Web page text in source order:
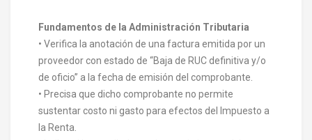
Fundamentos de la Administración Tributaria
• Verifica la anotación de una factura emitida por un
proveedor con estado de “Baja de RUC definitiva y/o
de oficio” a la fecha de emisión del comprobante.
• Precisa que dicho comprobante no permite
sustentar costo ni gasto para efectos del Impuesto a
la Renta.